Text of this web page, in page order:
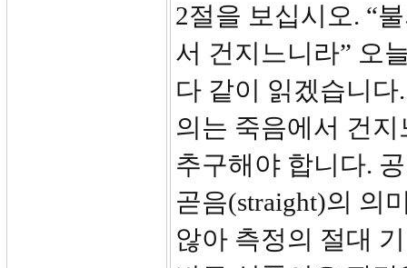
2절을 보십시오. “
서 건지느니라” 오
다 같이 읽겠습니
의는 죽음에서 건
추구해야 합니다.
곧음(straight)의 의
않아 측정의 절대